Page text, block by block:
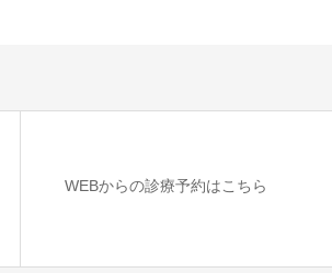
WEBからの診療予約はこちら